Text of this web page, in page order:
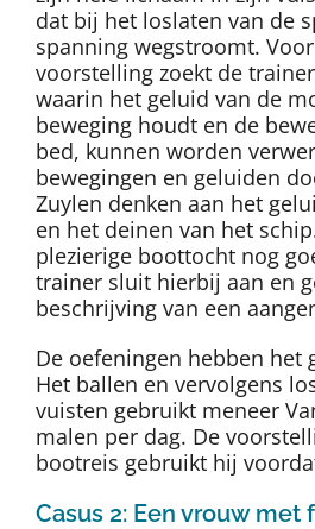
dat bij het loslaten van de
spanning wegstroomt.
voorstelling zoekt de
waarin het geluid van de
beweging houdt en de
bed, kunnen worden
bewegingen en geluiden
Zuylen denken aan het
en het deinen van het
plezierige boottocht nog
trainer sluit hierbij aan en
beschrijving van een
De oefeningen hebben het
Het ballen en vervolgens
vuisten gebruikt meneer
malen per dag. De
bootreis gebruikt hij
Casus 2: Een vrouw met